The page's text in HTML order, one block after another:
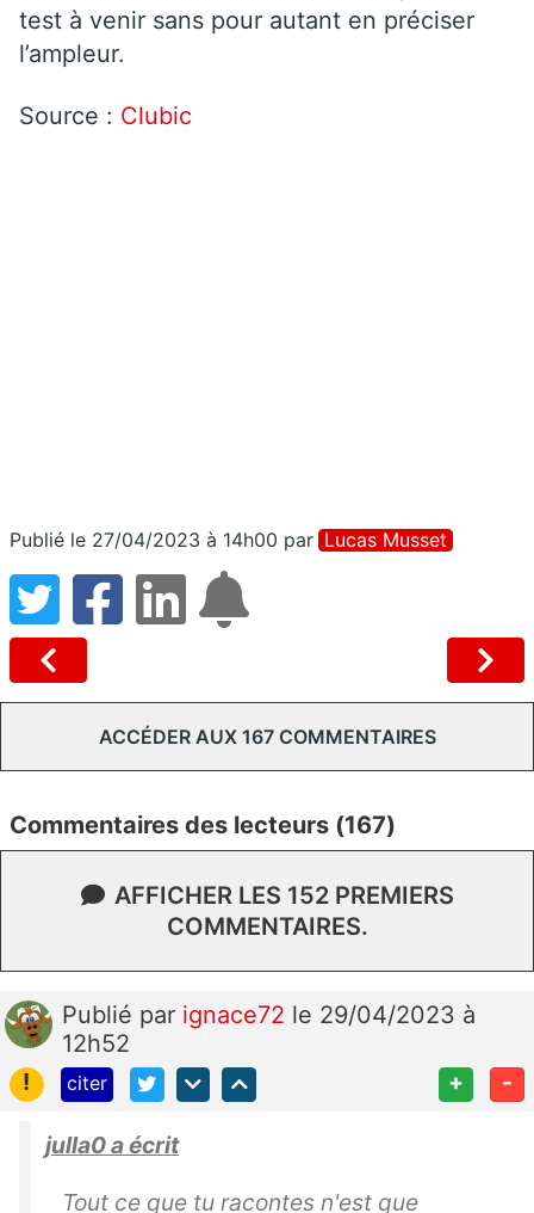
test à venir sans pour autant en préciser
l’ampleur.
Source : Clubic
Publié le 27/04/2023 à 14h00 par Lucas Musset
ACCÉDER AUX 167 COMMENTAIRES
Commentaires des lecteurs (167)
AFFICHER LES 152 PREMIERS
COMMENTAIRES.
Publié par ignace72 le 29/04/2023 à
12h52
!
citer + -
julla0 a écrit
Tout ce que tu racontes n'est que